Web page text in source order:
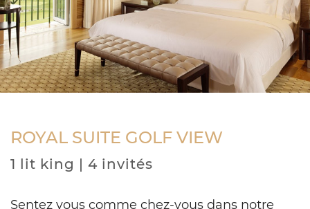
ROYAL SUITE GOLF VIEW
1 lit king | 4 invités
Sentez vous comme chez-vous dans notre